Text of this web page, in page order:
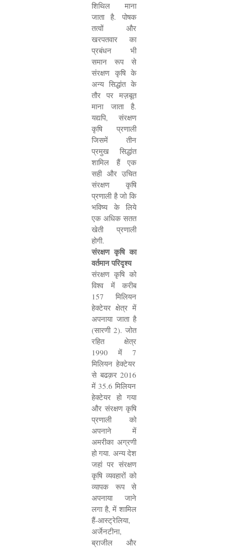
शिथिल माना
जाता है. पोषक
तत्वों और
खरपतवार का
प्रबंधन भी
समान रूप से
संरक्षण कृषि के
अन्य सिद्धांत के
तौर पर मज़बूत
माना जाता है.
यद्यपि, संरक्षण
कृषि प्रणाली
जिसमें तीन
प्रमुख सिद्धांत
शामिल हैं एक
सही और उचित
संरक्षण कृषि
प्रणाली है जो कि
भविष्य के लिये
एक अधिक सतत
खेती प्रणाली
होगी.
संरक्षण कृषि का
वर्तमान परिदृश्य
संरक्षण कृषि को
विश्व में करीब
157 मिलियन
हेक्टेयर क्षेत्र में
अपनाया जाता है
(सारणी 2). जोत
रहित क्षेत्र
1990 में 7
मिलियन हेक्टेयर
से बढक़र 2016
में 35.6 मिलियन
हेक्टेयर हो गया
और संरक्षण कृषि
प्रणाली को
अपनाने में
अमरीका अग्रणी
हो गया. अन्य देश
जहां पर संरक्षण
कृषि व्यवहारों को
व्यापक रूप से
अपनाया जाने
लगा है,में शामिल
हैं-आस्ट्रेलिया,
अर्जेनटीना,
ब्राजील और